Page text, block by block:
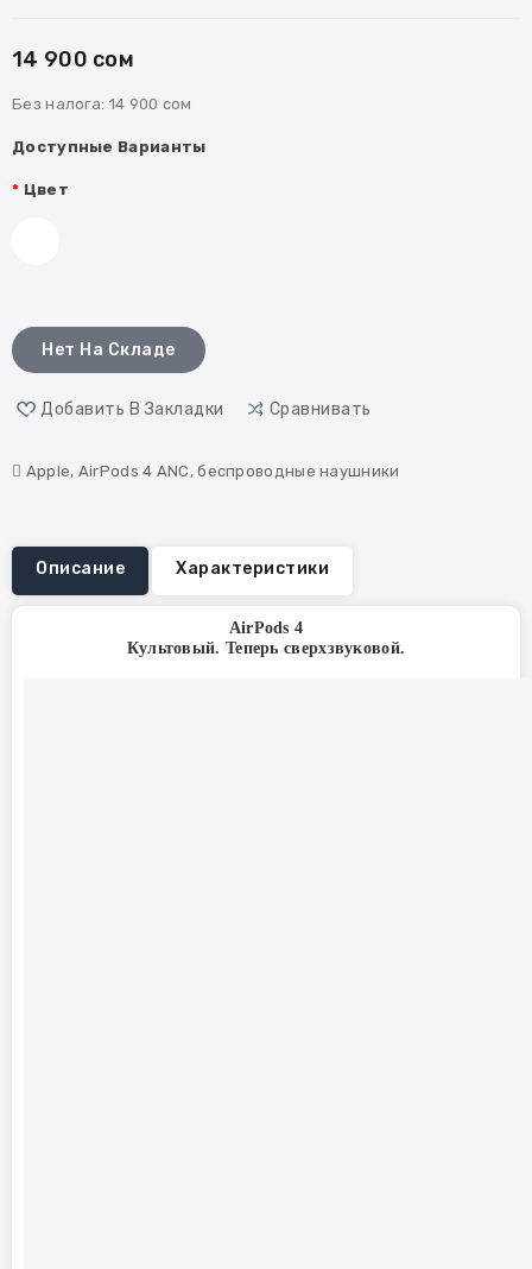
14 900 сом
Без налога: 14 900 сом
Доступные Варианты
Цвет
Нет На Складе
Добавить В Закладки Сравнивать
Apple, AirPods 4 ANC,беспроводные наушники
Описание Характеристики
AirPods 4
Культовый. Теперь сверхзвуковой.